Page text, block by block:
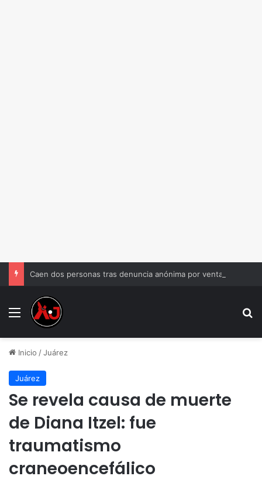
Menu
Inicio /Juárez
Juárez
Se revela causa de muerte
de Diana Itzel: fue
traumatismo
craneoencefálico